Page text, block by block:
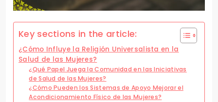
Key sections in the article:
¿Cómo Influye la Religión Universalista en la
Salud de las Mujeres?
¿Qué Papel Juega la Comunidad en las Iniciativas
de Salud de las Mujeres?
¿Cómo Pueden los Sistemas de Apoyo Mejorar el
Acondicionamiento Físico de las Mujeres?